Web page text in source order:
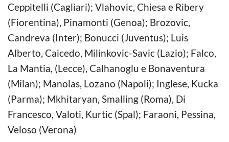
Ceppitelli (Cagliari); Vlahovic, Chiesa e Ribery
(Fiorentina), Pinamonti (Genoa); Brozovic,
Candreva (Inter); Bonucci (Juventus); Luis
Alberto, Caicedo, Milinkovic-Savic (Lazio); Falco,
La Mantia, (Lecce), Calhanoglu e Bonaventura
(Milan); Manolas, Lozano (Napoli); Inglese, Kucka
(Parma); Mkhitaryan, Smalling (Roma), Di
Francesco, Valoti, Kurtic (Spal); Faraoni, Pessina,
Veloso (Verona)